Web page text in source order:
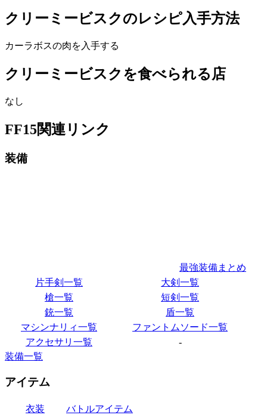
クリーミービスクのレシピ入手方法
カーラボスの肉を入手する
クリーミービスクを食べられる店
なし
FF15関連リンク
装備
最強装備まとめ
片手剣一覧
大剣一覧
槍一覧
短剣一覧
銃一覧
盾一覧
マシンナリィ一覧
ファントムソード一覧
アクセサリ一覧
-
装備一覧
アイテム
衣装
バトルアイテム